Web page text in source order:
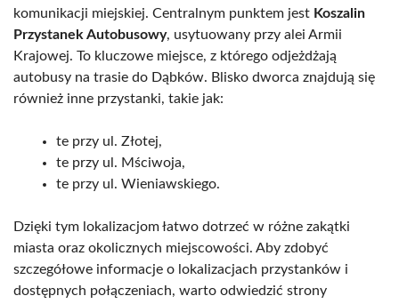
komunikacji miejskiej. Centralnym punktem jest Koszalin
Przystanek Autobusowy, usytuowany przy alei Armii
Krajowej. To kluczowe miejsce, z którego odjeżdżają
autobusy na trasie do Dąbków. Blisko dworca znajdują się
również inne przystanki, takie jak:
te przy ul. Złotej,
te przy ul. Mściwoja,
te przy ul. Wieniawskiego.
Dzięki tym lokalizacjom łatwo dotrzeć w różne zakątki
miasta oraz okolicznych miejscowości. Aby zdobyć
szczegółowe informacje o lokalizacjach przystanków i
dostępnych połączeniach, warto odwiedzić strony